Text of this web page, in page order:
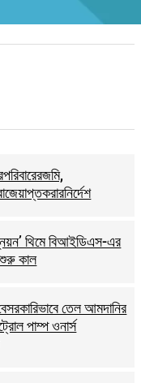
থিমে বিআইডিএস-এর
শুরু কাল
তেল আমদানির
পাম্প ওনার্স